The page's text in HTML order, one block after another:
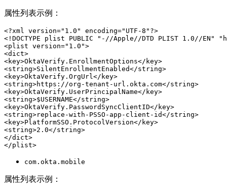
属性列表示例：
<?xml version="1.0" encoding="UTF-8"?>
<!DOCTYPE plist PUBLIC "-//Apple//DTD PLIST 1.0//EN"
<plist version="1.0">
<dict>
<key>OktaVerify.EnrollmentOptions</key>
<string>SilentEnrollmentEnabled</string>
<key>OktaVerify.OrgUrl</key>
<string>https://org-tenant-url.okta.com</string>
<key>OktaVerify.UserPrincipalName</key>
<string>$USERNAME</string>
<key>OktaVerify.PasswordSyncClientID</key>
<string>replace-with-PSSO-app-client-id</string>
<key>PlatformSSO.ProtocolVersion</key>
<string>2.0</string>
</dict>
com.okta.mobile
属性列表示例：